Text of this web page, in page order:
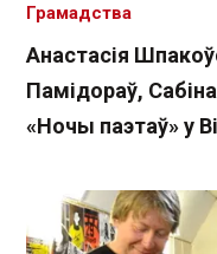
Анастасія
Памідораў,
«Ночы паэтаў» у
Грамадства